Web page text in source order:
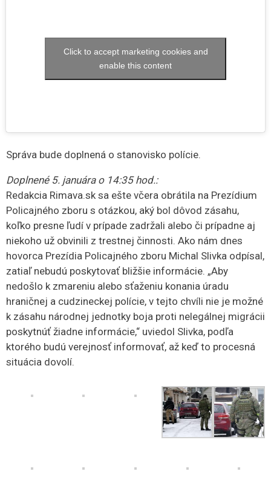
Click to accept marketing cookies and
enable this content
Správa bude doplnená o stanovisko polície.
Doplnené 5. januára o 14:35 hod.:
Redakcia Rimava.sk sa ešte včera obrátila na Prezídium
Policajného zboru s otázkou, aký bol dôvod zásahu,
koľko presne ľudí v prípade zadržali alebo či prípadne aj
niekoho už obvinili z trestnej činnosti. Ako nám dnes
hovorca Prezídia Policajného zboru Michal Slivka odpísal,
zatiaľ nebudú poskytovať bližšie informácie. „Aby
nedošlo k zmareniu alebo sťaženiu konania úradu
hraničnej a cudzineckej polície, v tejto chvíli nie je možné
k zásahu národnej jednotky boja proti nelegálnej migrácii
poskytnúť žiadne informácie,“ uviedol Slivka, podľa
ktorého budú verejnosť informovať, až keď to procesná
situácia dovolí.